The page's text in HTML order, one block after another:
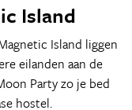
Island
Island liggen
eilanden aan de
Party zo je bed
hostel.